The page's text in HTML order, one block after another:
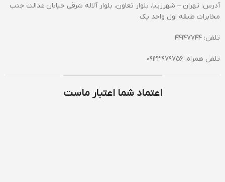
آدرس: تهران – شهرزیبا، بلوار تعاون، بلوار آلاله شرقی خیابان عدالت جنب
مخابرات طبقه اول واحد یک
تلفن: 44147744
تلفن همراه: 09123979756
اعتماد شما اعتبار ماست